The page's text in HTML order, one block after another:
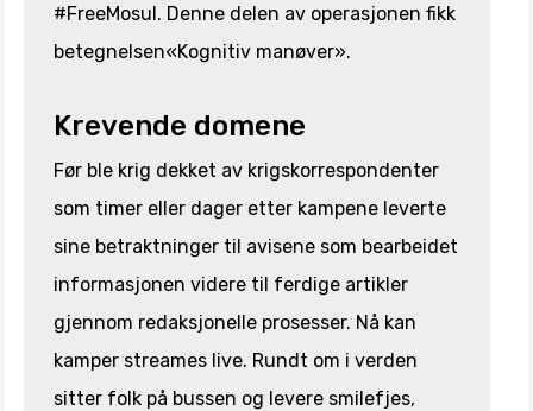
#FreeMosul. Denne delen av operasjonen fikk
betegnelsen«Kognitiv manøver».
Krevende domene
Før ble krig dekket av krigskorrespondenter
som timer eller dager etter kampene leverte
sine betraktninger til avisene som bearbeidet
informasjonen videre til ferdige artikler
gjennom redaksjonelle prosesser. Nå kan
kamper streames live. Rundt om i verden
sitter folk på bussen og levere smilefjes,